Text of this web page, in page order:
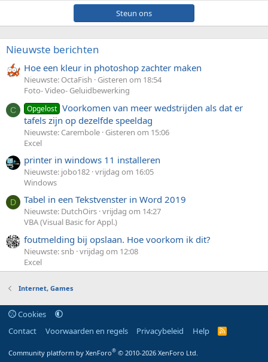
Steun ons
Nieuwste berichten
Hoe een kleur in photoshop zachter maken
Nieuwste: OctaFish
Gisteren om 18:54
Foto- Video- Geluidbewerking
C Opgelost Voorkomen van meer wedstrijden als dat er
tafels zijn op dezelfde speeldag
Nieuwste: Carembole Gisteren om 15:06
Excel
printer in windows 11 installeren
Nieuwste: jobo182 vrijdag om 16:05
Windows
D Tabel in een Tekstvenster in Word 2019
Nieuwste: DutchOirs vrijdag om 14:27
VBA (Visual Basic for Appl.)
foutmelding bij opslaan. Hoe voorkom ik dit?
Nieuwste: snb vrijdag om 12:08
Excel
Internet, Games
Cookies
Contact
Voorwaarden en regels Privacybeleid Help
R
S
Community platform by XenForo® © 2010-2026 XenForo Ltd.